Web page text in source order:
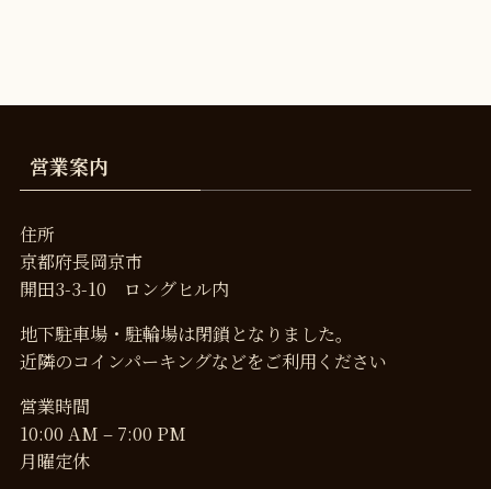
営業案内
住所
京都府長岡京市
開田3-3-10 ロングヒル内
地下駐車場・駐輪場は閉鎖となりました。
近隣のコインパーキングなどをご利用ください
営業時間
10:00 AM – 7:00 PM
月曜定休